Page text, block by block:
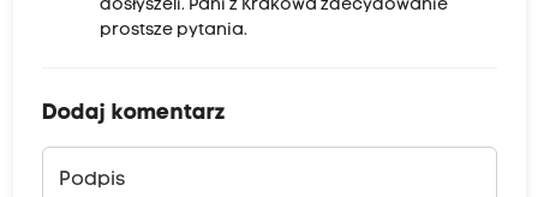
dosłyszeli. Pani z Krakowa zdecydowanie
prostsze pytania.
Dodaj komentarz
Podpis